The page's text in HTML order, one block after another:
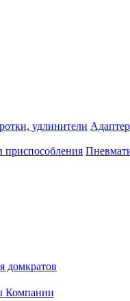
удлинители
приспособления
домкратов
Компании